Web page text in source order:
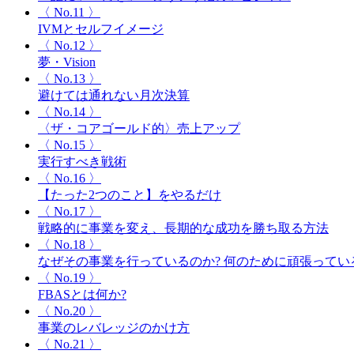
〈 No.11 〉
IVMとセルフイメージ
〈 No.12 〉
夢・Vision
〈 No.13 〉
避けては通れない月次決算
〈 No.14 〉
〈ザ・コアゴールド的〉売上アップ
〈 No.15 〉
実行すべき戦術
〈 No.16 〉
【たった2つのこと】をやるだけ
〈 No.17 〉
戦略的に事業を変え、長期的な成功を勝ち取る方法
〈 No.18 〉
なぜその事業を行っているのか? 何のために頑張ってい
〈 No.19 〉
FBASとは何か?
〈 No.20 〉
事業のレバレッジのかけ方
〈 No.21 〉